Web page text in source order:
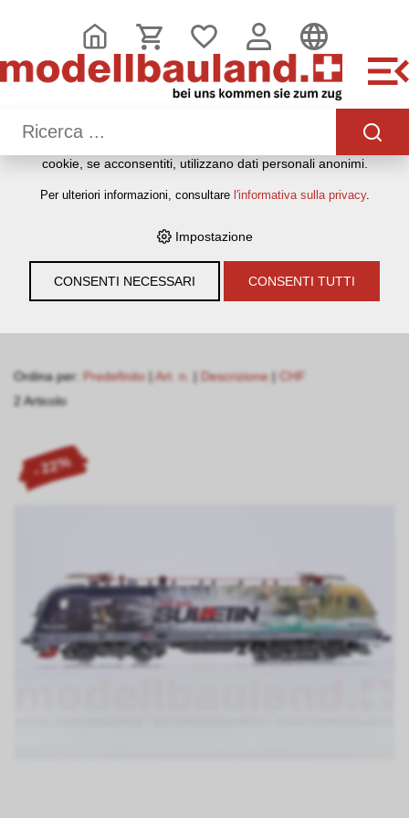
WAGEN, GLEISE & ZUBEHÖR › SPUR H0 › RAILAD
Filter
Ordina per: Predefinito | Art. n. | Descrizione | CHF
2 Articolo
- 22%
QUESTO SITO WEB UTILIZZA I COOKIE
Sul nostro sito web utilizziamo diversi cookie: alcuni sono
necessari per il corretto funzionamento del sito, altri
consentono di utilizzare più funzionalità, altri ancora ci
aiutano a comprendere meglio i nostri utenti. Ci aiutano
cookie, se acconsentiti, utilizzano dati personali anonimi.
Per ulteriori informazioni, consultare l'informativa sulla privacy.
Impostazione
CONSENTI NECESSARI CONSENTI TUTTI